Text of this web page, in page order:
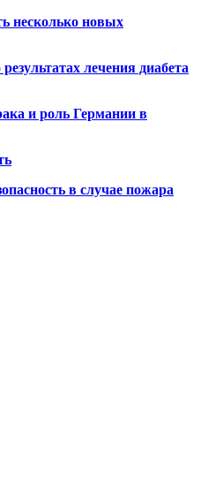
несколько новых
лечения диабета
и роль Германии в
в случае пожара